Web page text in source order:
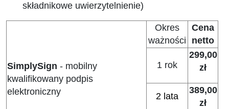
składnikowe uwierzytelnienie)
SimplySign - mobilny
kwalifikowany podpis
elektroniczny
Okres
ważności
Cena
netto
1 rok
299,00
zł
2 lata
389,00
zł